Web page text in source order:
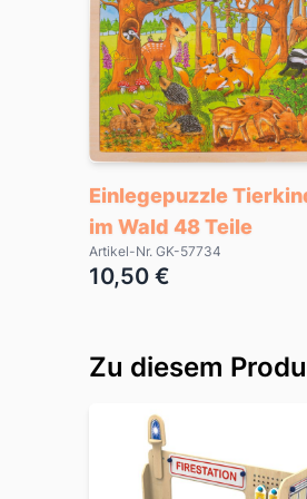
Einlegepuzzle
im Wald 48 Teile
Artikel-Nr. GK-57734
10,50 €
Zu diesem